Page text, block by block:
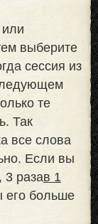
выберите
сессия из
те
Так
все слова
Если вы
3 разав 1
его больше